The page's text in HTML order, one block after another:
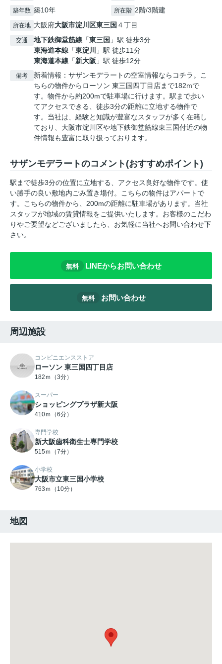
築年数 築10年 所在階 2階/3階建
所在地 大阪府大阪市淀川区東三国 ４丁目
交通 地下鉄御堂筋線 「東三国 」駅 徒歩3分
東海道本線 「東淀川
」駅 徒歩11分
東海道本線 「新大阪 」駅 徒歩12分
備考
新着情報：サザンモデラートの空室情報ならコチラ。こ
ちらの物件からローソン 東三国四丁目店まで182mで
す。物件から約200mで駐車場に行けます。駅まで歩い
てアクセスできる、徒歩3分の距離に立地する物件で
す。当社は、経験と知識が豊富なスタッフが多く在籍し
ており、大阪市淀川区や地下鉄御堂筋線東三国付近の物
件情報も豊富に取り扱っております。
サザンモデラートのコメント(おすすめポイント)
駅まで徒歩3分の位置に立地する、アクセス良好な物件です。使
い勝手の良い敷地内ごみ置き場付。こちらの物件はアパートで
す。こちらの物件から、200mの距離に駐車場があります。当社
スタッフが地域の賃貸情報をご提供いたします。お客様のこだわ
りやご要望などございましたら、お気軽に当社へお問い合わせ下
さい。
無料 LINEからお問い合わせ
無料 お問い合わせ
周辺施設
コンビニエンスストア
ローソン 東三国四丁目店
182ｍ（3分）
スーパー
ショッピングプラザ新大阪
410ｍ（6分）
専門学校
新大阪歯科衛生士専門学校
515ｍ（7分）
小学校
大阪市立東三国小学校
763ｍ（10分）
地図